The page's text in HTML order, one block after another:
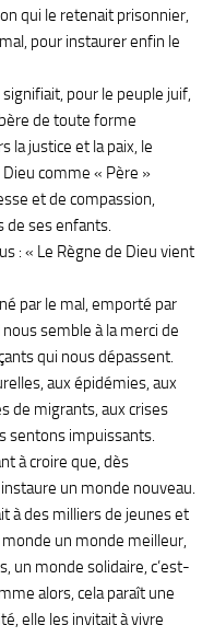
qui le retenait prisonnier,
pour instaurer enfin le
pour le peuple juif,
de toute forme
la justice et la paix, le
comme « Père »
et de compassion,
de ses enfants.
: « Le Règne de Dieu vient
par le mal, emporté par
semble à la merci de
qui nous dépassent.
aux épidémies, aux
de migrants, aux crises
sentons impuissants.
à croire que, dès
un monde nouveau.
à des milliers de jeunes et
un monde meilleur,
un monde solidaire, c’est-
alors, cela paraît une
elle les invitait à vivre